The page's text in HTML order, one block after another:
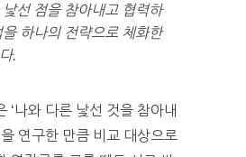
낯선 점을 참아내고 협력하
을 하나의 전략으로 체화한
.
‘나와 다른 낯선 것을 참아내
연구한 만큼 비교 대상으로